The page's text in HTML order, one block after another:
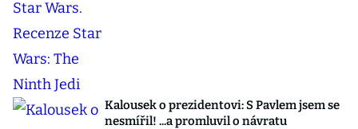
Kalousek o prezidentovi: S Pavlem jsem se
nesmířil! ...a promluvil o návratu